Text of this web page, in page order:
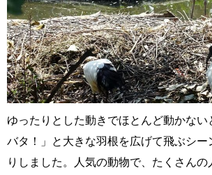
ゆったりとした動きでほとんど動かない
バタ！」と大きな羽根を広げて飛ぶシー
りしました。人気の動物で、たくさんの